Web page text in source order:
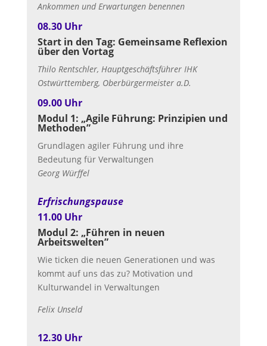
Ankommen und Erwartungen benennen
08.30 Uhr
Start in den Tag: Gemeinsame Reflexion
über den Vortag
Thilo Rentschler, Hauptgeschäftsführer IHK
Ostwürttemberg, Oberbürgermeister a.D.
09.00 Uhr
Modul 1: „Agile Führung: Prinzipien und
Methoden”
Grundlagen agiler Führung und ihre
Bedeutung für Verwaltungen
Georg Würffel
Erfrischungspause
11.00 Uhr
Modul 2: „Führen in neuen
Arbeitswelten”
Wie ticken die neuen Generationen und was
kommt auf uns das zu? Motivation und
Kulturwandel in Verwaltungen
Felix Unseld
12.30 Uhr